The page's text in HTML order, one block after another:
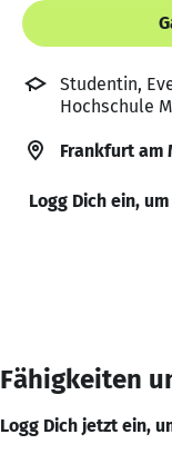
Studentin,
Hochschule
Frankfurt am
Logg Dich ein,
Fähigkeiten
Logg Dich jetzt ein,